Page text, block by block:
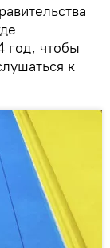
год, чтобы
к